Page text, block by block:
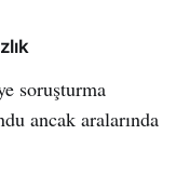
soruşturma
ancak aralarında